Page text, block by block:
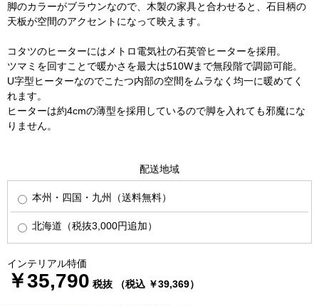
脚のカラーがブラウンなので、木製の家具と合わせると、石目柄の
天板が空間のアクセントになって映えます。
コタツのヒーターにはメトロ電気社の石英管ヒーターを採用。
ツマミを回すことで暖かさを最大は510Wまで無段階で調節可能。
U字型ヒーターなのでこたつ内部の空間をムラなく均一に暖めてく
れます。
ヒーターは約4cmの薄型を採用しているので脚を入れても邪魔にな
りません。
配送地域
本州・四国・九州（送料無料）
北海道（税抜3,000円追加）
インテリアル特価
￥35,790 税抜 （税込 ￥39,369）